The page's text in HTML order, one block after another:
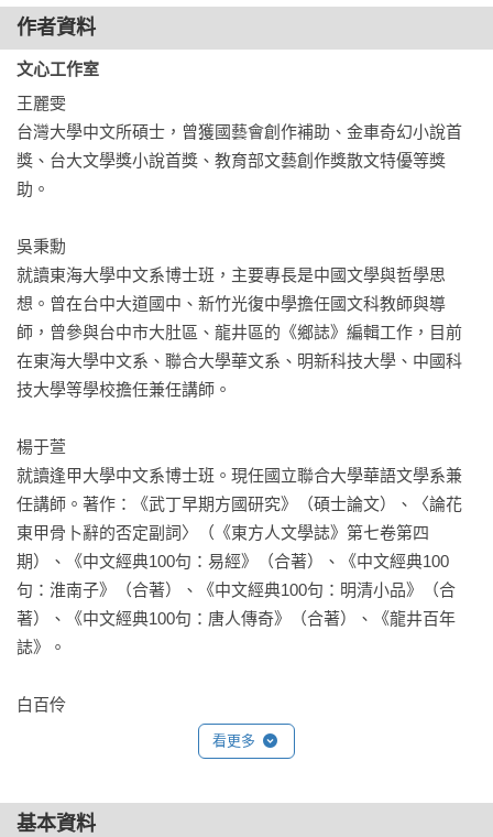
望代代得富貴，但願代代有秀才」、「養生以少惱怒為本，立
身以不妄語為本，居家以不晏起為本，居官以不要錢為本，行
軍以不擾民為本」、「根好株好而後枝葉有所託；柱好梁好而
後椽瓦有所麗」、「讀書之法，看、讀、寫、作，四者每日不
可缺一」等等。透過淺白的文字，深入了解近代風雲人物曾國
藩治家、交友、為政、處世、理財之道。
1500封書信。他的學識造詣和道德修養，為其贏得了「道德文
章冠冕一代」的稱譽。
作者資料
文心工作室
王麗雯
台灣大學中文所碩士，曾獲國藝會創作補助、金車奇幻小說首
獎、台大文學獎小說首獎、教育部文藝創作獎散文特優等獎
助。
吳秉勳
就讀東海大學中文系博士班，主要專長是中國文學與哲學思
想。曾在台中大道國中、新竹光復中學擔任國文科教師與導
師，曾參與台中市大肚區、龍井區的《鄉誌》編輯工作，目前
在東海大學中文系、聯合大學華文系、明新科技大學、中國科
技大學等學校擔任兼任講師。
楊于萱
就讀逢甲大學中文系博士班。現任國立聯合大學華語文學系兼
任講師。著作：《武丁早期方國研究》（碩士論文）、〈論花
東甲骨卜辭的否定副詞〉（《東方人文學誌》第七卷第四
期）、《中文經典100句：易經》（合著）、《中文經典100
句：淮南子》（合著）、《中文經典100句：明清小品》（合
著）、《中文經典100句：唐人傳奇》（合著）、《龍井百年
誌》。
白百伶
就讀清華中文系博士班，曾擔任多年國中小國文老師、作文老
師。喜歡簡單而純淨的事物，酷愛閱讀與思考、旅行與購物、
看更多
基本資料